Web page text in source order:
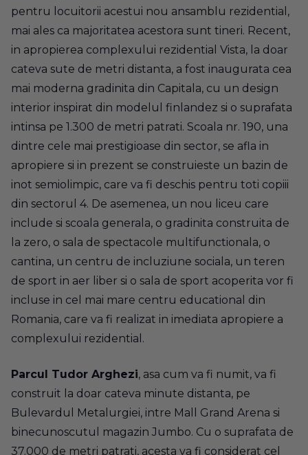
pentru locuitorii acestui nou ansamblu rezidential,
mai ales ca majoritatea acestora sunt tineri. Recent,
in apropierea complexului rezidential Vista, la doar
cateva sute de metri distanta, a fost inaugurata cea
mai moderna gradinita din Capitala, cu un design
interior inspirat din modelul finlandez si o suprafata
intinsa pe 1.300 de metri patrati. Scoala nr. 190, una
dintre cele mai prestigioase din sector, se afla in
apropiere si in prezent se construieste un bazin de
inot semiolimpic, care va fi deschis pentru toti copiii
din sectorul 4. De asemenea, un nou liceu care
include si scoala generala, o gradinita construita de
la zero, o sala de spectacole multifunctionala, o
cantina, un centru de incluziune sociala, un teren
de sport in aer liber si o sala de sport acoperita vor fi
incluse in cel mai mare centru educational din
Romania, care va fi realizat in imediata apropiere a
complexului rezidential.
Parcul Tudor Arghezi, asa cum va fi numit, va fi
construit la doar cateva minute distanta, pe
Bulevardul Metalurgiei, intre Mall Grand Arena si
binecunoscutul magazin Jumbo. Cu o suprafata de
37.000 de metri patrati, acesta va fi considerat cel